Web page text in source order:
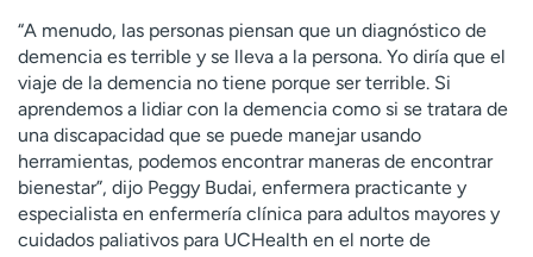
“A menudo, las personas piensan que un diagnóstico de
demencia es terrible y se lleva a la persona. Yo diría que el
viaje de la demencia no tiene porque ser terrible. Si
aprendemos a lidiar con la demencia como si se tratara de
una discapacidad que se puede manejar usando
herramientas, podemos encontrar maneras de encontrar
bienestar”, dijo Peggy Budai, enfermera practicante y
especialista en enfermería clínica para adultos mayores y
cuidados paliativos para UCHealth en el norte de